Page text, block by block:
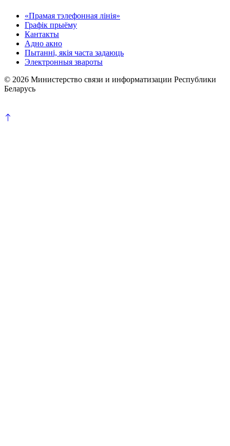
«Прамая тэлефонная лінія»
Графік прыёму
Кантакты
Адно акно
Пытанні, якія часта задаюць
Электронныя звароты
© 2026 Министерство связи и информатизации Республики
Беларусь